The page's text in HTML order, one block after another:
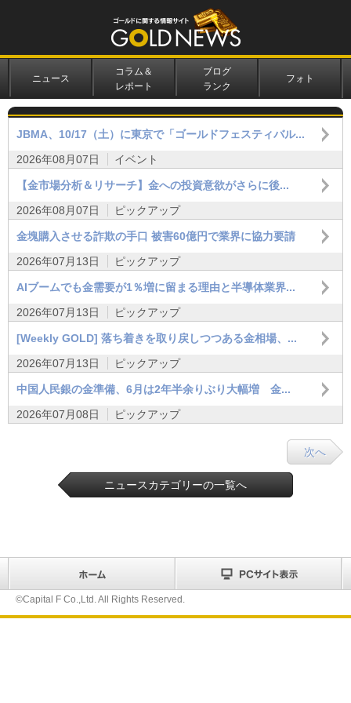
ニュース
コラム＆
レポート
ブログ
ランク
フォト
JBMA、10/17（土）に東京で「ゴールドフェスティバル...
2026年08月07日
イベント
【金市場分析＆リサーチ】金への投資意欲がさらに後...
2026年08月07日
ピックアップ
金塊購入させる詐欺の手口 被害60億円で業界に協力要請
2026年07月13日
ピックアップ
AIブームでも金需要が1％増に留まる理由と半導体業界...
2026年07月13日
ピックアップ
[Weekly GOLD] 落ち着きを取り戻しつつある金相場、...
2026年07月13日
ピックアップ
中国人民銀の金準備、6月は2年半余りぶり大幅増 金...
2026年07月08日
ピックアップ
次へ
ニュースカテゴリーの一覧へ
©Capital F Co.,Ltd. All Rights Reserved.